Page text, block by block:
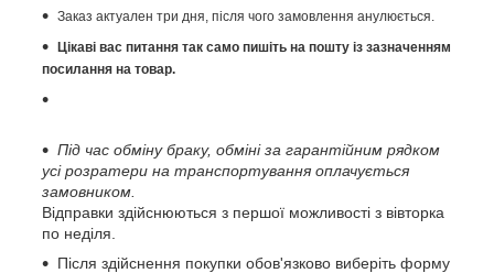
Заказ актуален три дня, після чого замовлення анулюється.
Цікаві вас питання так само пишіть на пошту із зазначенням
посилання на товар.
Під час обміну браку, обміні за гарантійним рядком
усі розратери на транспортування оплачується
замовником.
Відправки здійснюються з першої можливості з вівторка
по неділя.
Після здійснення покупки обов'язково виберіть форму